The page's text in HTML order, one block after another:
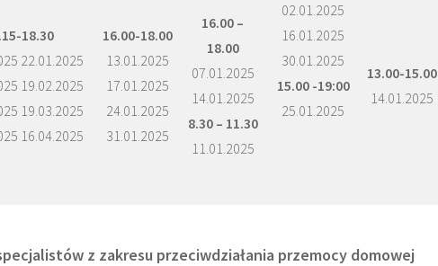
18.30
22.01.2025
19.02.2025
19.03.2025
16.04.2025
16.00-18.00
13.01.2025
17.01.2025
24.01.2025
31.01.2025
16.00 –
18.00
07.01.2025
14.01.2025
8.30 – 11.30
11.01.2025
02.01.2025
16.01.2025
30.01.2025
15.00 -19:00
25.01.2025
13.00-15.00
14.01.2025
z zakresu przeciwdziałania przemocy domowej